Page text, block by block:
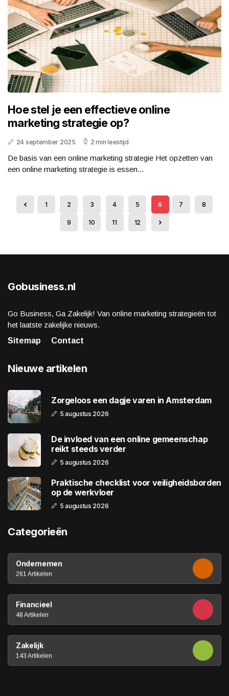
Hoe stel je een effectieve online
marketing strategie op?
24 september 2025 2 min leestijd
De basis van een online marketing strategie Het opzetten van
een online marketing strategie is essen...
1 2 3 4 5 6 7 8
9 10 11 12
Gobusiness.nl
Go Business, Ga Zakelijk! Van online marketing strategieën tot
het laatste zakelijke nieuws.
Sitemap
Contact
Nieuwe artikelen
Zorgeloos een dagje varen in Amsterdam
5 augustus 2026
De invloed van een online gemeenschap
reikt steeds verder
5 augustus 2026
Praktische checklist voor veiligheidsborden
op de werkvloer
5 augustus 2026
Categorieën
Ondernemen
261 Artikelen
Financieel
48 Artikelen
Zakelijk
143 Artikelen